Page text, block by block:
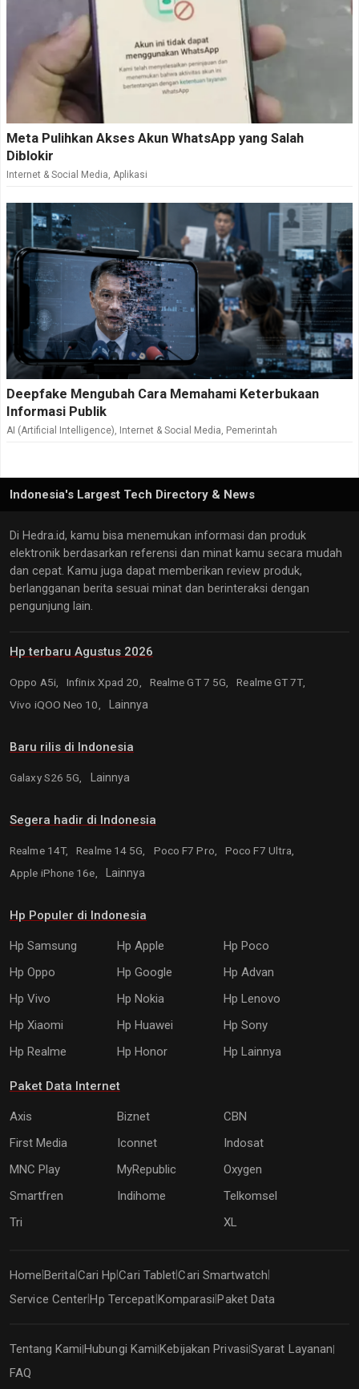
Meta Pulihkan Akses Akun WhatsApp yang Salah
Diblokir
Internet & Social Media Aplikasi
Deepfake Mengubah Cara Memahami Keterbukaan
Informasi Publik
AI (Artificial Intelligence) Internet & Social Media Pemerintah
Indonesia's Largest Tech Directory & News
Di Hedra.id, kamu bisa menemukan informasi dan produk
elektronik berdasarkan referensi dan minat kamu secara mudah
dan cepat. Kamu juga dapat memberikan review produk,
berlangganan berita sesuai minat dan berinteraksi dengan
pengunjung lain.
Hp terbaru Agustus 2026
Oppo A5i, Infinix Xpad 20, Realme GT 7 5G,
Realme GT 7T,
Vivo iQOO Neo 10,
Lainnya
Baru rilis di Indonesia
Galaxy S26 5G, Lainnya
Segera hadir di Indonesia
Realme 14T, Realme 14 5G, Poco F7 Pro,
Poco F7 Ultra,
Apple iPhone 16e,
Lainnya
Hp Populer di Indonesia
Hp Samsung Hp Apple
Hp Poco
Hp Oppo
Hp Google
Hp Advan
Hp Vivo
Hp Nokia
Hp Lenovo
Hp Xiaomi
Hp Huawei
Hp Sony
Hp Realme
Hp Honor Hp Lainnya
Paket Data Internet
Axis Biznet
CBN
First Media
Iconnet
Indosat
MNC Play
MyRepublic
Oxygen
Smartfren
Indihome
Telkomsel
Tri
XL
Home Berita Cari Hp |Cari Tablet|Cari Smartwatch
Service Center|Hp Tercepat Komparasi |Paket Data
Tentang Kami|Hubungi Kami|Kebijakan Privasi|Syarat Layanan|
FAQ